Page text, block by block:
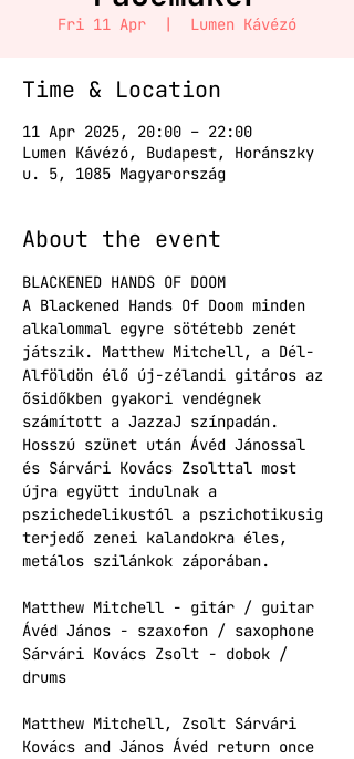
Fri 11 Apr
  |
Lumen Kávézó
Time & Location
11 Apr 2025, 20:00 – 22:00
Lumen Kávézó, Budapest, Horánszky
u. 5, 1085 Magyarország
About the event
BLACKENED HANDS OF DOOM
A Blackened Hands Of Doom minden
alkalommal egyre sötétebb zenét
játszik. Matthew Mitchell, a Dél-
Alföldön élő új-zélandi gitáros az
ősidőkben gyakori vendégnek
számított a JazzaJ színpadán.
Hosszú szünet után Ávéd Jánossal
és Sárvári Kovács Zsolttal most
újra együtt indulnak a
pszichedelikustól a pszichotikusig
terjedő zenei kalandokra éles,
metálos szilánkok záporában.
Matthew Mitchell - gitár / guitar
Ávéd János - szaxofon / saxophone
Sárvári Kovács Zsolt - dobok /
drums
Matthew Mitchell, Zsolt Sárvári
Kovács and János Ávéd return once